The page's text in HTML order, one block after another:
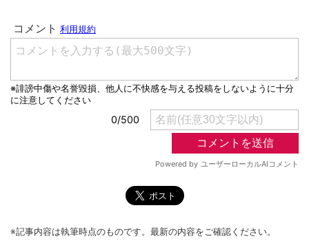
※記事内容は執筆時点のものです。最新の内容をご確認ください。